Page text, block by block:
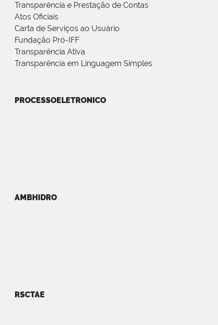
Transparência e Prestação de Contas
Atos Oficiais
Carta de Serviços ao Usuário
Fundação Pró-IFF
Transparência Ativa
Transparência em Linguagem Simples
PROCESSOELETRONICO
AMBHIDRO
RSCTAE